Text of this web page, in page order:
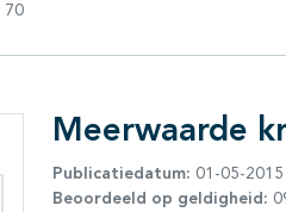
70
Meerwaarde
Publicatiedatum: 01-05-2015
Beoordeeld op geldigheid: